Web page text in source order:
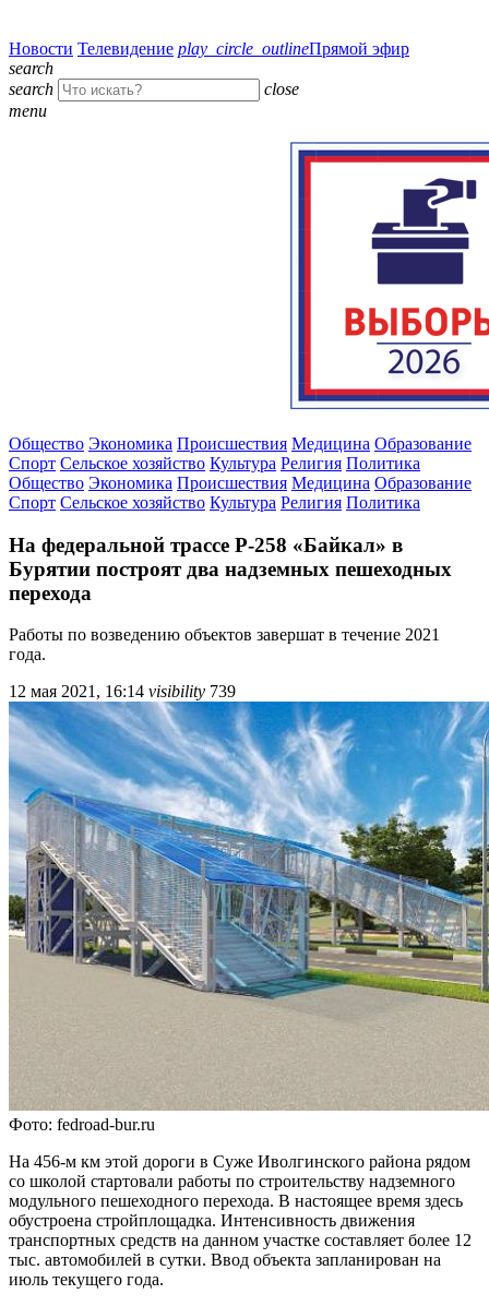
Новости Телевидение play_circle_outlineПрямой эфир
search
search
close
menu
Общество Экономика Происшествия Медицина Образование
Спорт Сельское хозяйство Культура Религия Политика
Общество Экономика Происшествия Медицина Образование
Спорт Сельское хозяйство Культура Религия Политика
На федеральной трассе Р-258 «Байкал» в
Бурятии построят два надземных пешеходных
перехода
Работы по возведению объектов завершат в течение 2021
года.
12 мая 2021, 16:14 visibility 739
Фото: fedroad-bur.ru
На 456-м км этой дороги в Суже Иволгинского района рядом
со школой стартовали работы по строительству надземного
модульного пешеходного перехода. В настоящее время здесь
обустроена стройплощадка. Интенсивность движения
транспортных средств на данном участке составляет более 12
тыс. автомобилей в сутки. Ввод объекта запланирован на
июль текущего года.